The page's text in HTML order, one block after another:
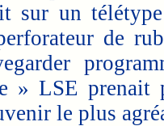
sur un
de
» LSE prenait
le plus